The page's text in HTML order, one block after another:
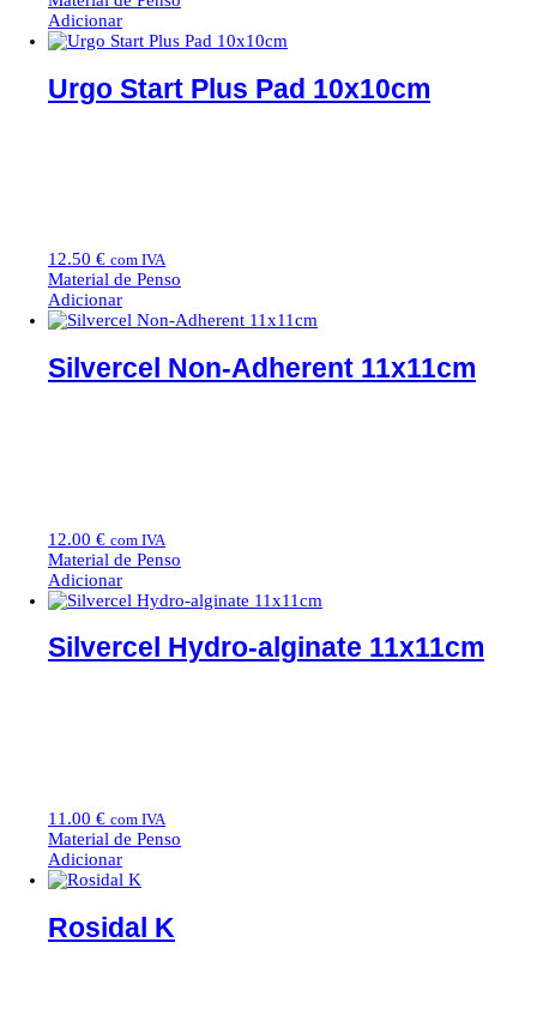
Adicionar
Urgo Start Plus Pad 10x10cm
12.50 € com IVA
Material de Penso
Adicionar
Silvercel Non-Adherent 11x11cm
12.00 € com IVA
Material de Penso
Adicionar
Silvercel Hydro-alginate 11x11cm
11.00 € com IVA
Material de Penso
Adicionar
Rosidal K